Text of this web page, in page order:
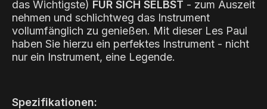
das Wichtigste) FÜR SICH SELBST - zum Auszeit
nehmen und schlichtweg das Instrument
vollumfänglich zu genießen. Mit dieser Les Paul
haben Sie hierzu ein perfektes Instrument - nicht
nur ein Instrument, eine Legende.
Spezifikationen: